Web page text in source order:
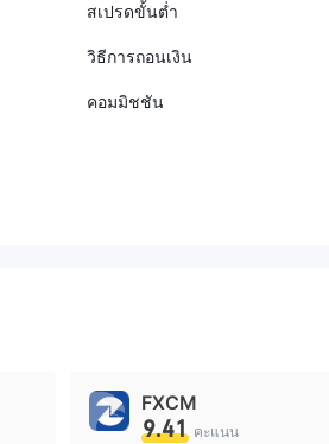
สเปรดขั้นต่ำ
วิธีการถอนเงิน
คอมมิชชัน
FXCM
9.41 คะแนน